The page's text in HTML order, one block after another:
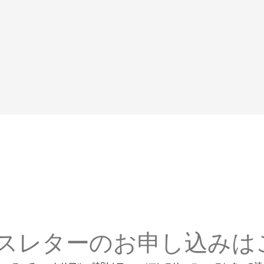
レターのお申し込みは